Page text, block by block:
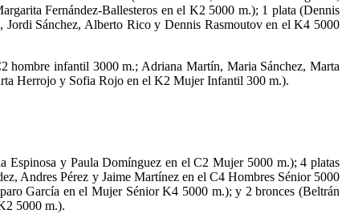
Fernández-Ballesteros en el K2 5000 m.); 1 plata (Dennis
Sánchez, Alberto Rico y Dennis Rasmoutov en el K4 5000
hombre infantil 3000 m.; Adriana Martín, Maria Sánchez, Marta
Herrojo y Sofia Rojo en el K2 Mujer Infantil 300 m.).
Espinosa y Paula Domínguez en el C2 Mujer 5000 m.); 4 platas
Andres Pérez y Jaime Martínez en el C4 Hombres Sénior 5000
García en el Mujer Sénior K4 5000 m.); y 2 bronces (Beltrán
5000 m.).